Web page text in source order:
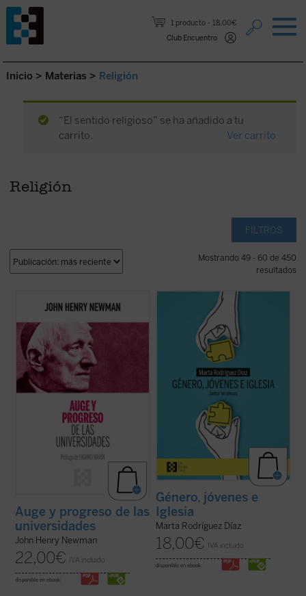
1 producto
18,00€
Club Encuentro
Saltar al contenido.
Inicio > Materias > Religión
“El sentido religioso” se ha añadido a tu
carrito.
Ver carrito
Religión
FILTROS
Mostrando 49 - 60 de 450
resultados
Hábilmente escrito y muy diáfano, el libro
presenta, acompañado de las notas de los
una invitación a la reflexión sobre el ser y
misión de la universidad que no olvide las
raíces que la sustentan.... (ver ficha)
Auge y progreso de las
universidades
John Henry Newman
22,00€ IVA incluido
disponible en ebook:
Alrededor del género se ha abierto una
enorme brecha que separa a padres e
hijos, nietos y abuelos. No hay quien se
entienda y se escuche. En las familias es
motivo de disputa, los hijos no se sienten
acogidos y los padres se frustran ante
(ver ficha)
Género, jóvenes e
Iglesia
Marta Rodríguez Díaz
18,00€ IVA incluido
disponible en ebook: